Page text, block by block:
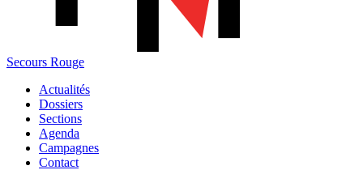
Secours Rouge
Actualités
Dossiers
Sections
Agenda
Campagnes
Contact